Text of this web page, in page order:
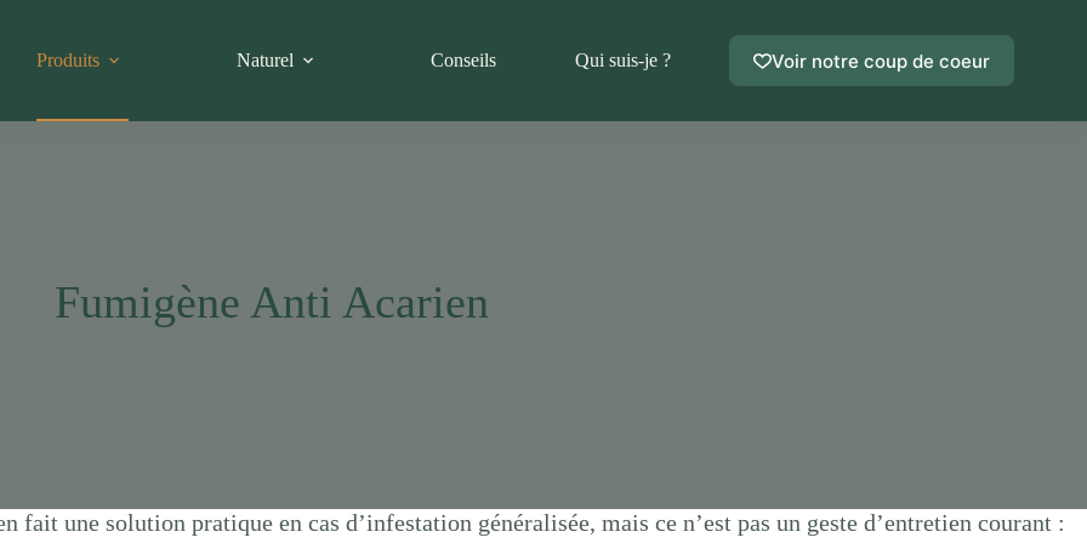
Produits Naturel Conseils Qui suis-je ? Voir notre coup de coeur
Fumigène Anti Acarien
fait une solution pratique en cas d’infestation généralisée, mais ce n’est pas un geste d’entretien courant :